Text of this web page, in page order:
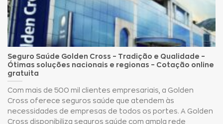
Seguro Saúde Golden Cross – Tradição e Qualidade –
Ótimas soluções nacionais e regionas – Cotação online
gratuita
Com mais de 500 mil clientes empresariais, a Golden
Cross oferece seguros saúde que atendem às
necessidades de empresas de todos os portes. A Golden
Cross disponibiliza seguros saúde com ampla rede